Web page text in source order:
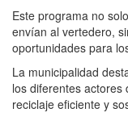
Este programa no
envían al vertedero,
oportunidades para
La municipalidad
los diferentes
reciclaje eficiente y